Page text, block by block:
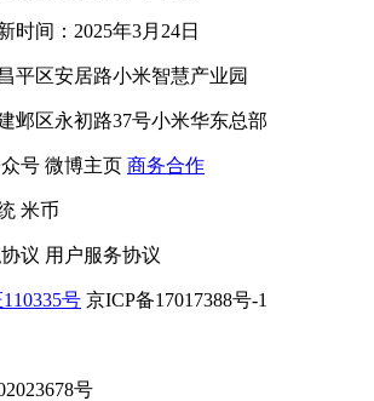
时间：2025年3月24日
平区安居路小米智慧产业园
邺区永初路37号小米华东总部
号 微博主页 商务合作
米币
议 用户服务协议
号 京ICP备17017388号-1
号